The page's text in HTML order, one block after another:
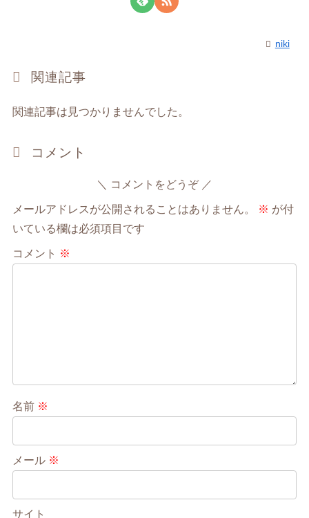
niki
関連記事
関連記事は見つかりませんでした。
コメント
コメントをどうぞ
メールアドレスが公開されることはありません。 ※ が付
いている欄は必須項目です
コメント ※
名前 ※
メール ※
サイト